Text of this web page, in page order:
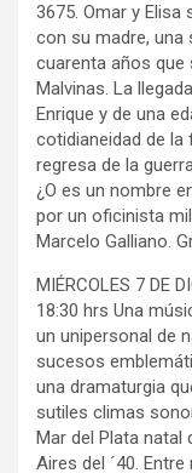
3675. Omar y
con su madre, una
cuarenta años que
Malvinas. La
Enrique y de una
cotidianeidad de la
regresa de la
¿O es un nombre
por un oficinista
Marcelo Galliano.
MIÉRCOLES 7 DE
18:30 hrs Una
un unipersonal de
sucesos
una dramaturgia
sutiles climas
Mar del Plata natal
Aires del ´40.